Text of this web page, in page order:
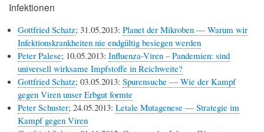
Infektionen
Gottfried Schatz; 31.05.2013: Planet der Mikroben — Warum wir
Infektionskrankheiten nie endgültig besiegen werden
Peter Palese; 10.05.2013: Influenza-Viren – Pandemien: sind
universell wirksame Impfstoffe in Reichweite?
Gottfried Schatz; 03.05.2013: Spurensuche — Wie der Kampf
gegen Viren unser Erbgut formte
Peter Schuster; 24.05.2013: Letale Mutagenese — Strategie im
Kampf gegen Viren